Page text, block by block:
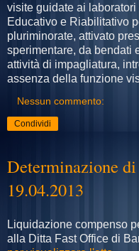
visite guidate ai
Educativo e Riabilitativo
pluriminorate, attivato
sperimentare, da bendati
attività di impagliatura,
assenza della funzione
Nessun commento:
Condividi
Determinazione
19.04.2013
Liquidazione compenso
alla Ditta Fast Office di